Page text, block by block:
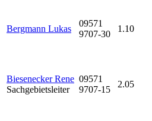
Bergmann Lukas
09571
9707-30
1.10
Biesenecker Rene
Sachgebietsleiter
09571
9707-15
2.05